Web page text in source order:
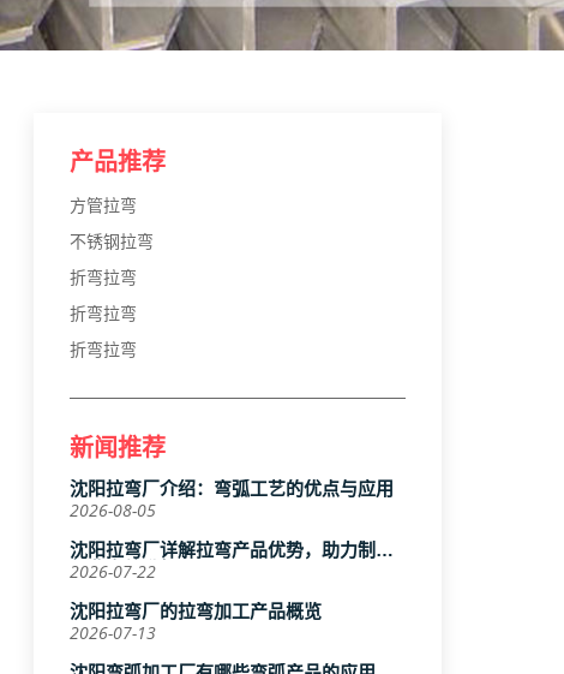
产品推荐
方管拉弯
不锈钢拉弯
折弯拉弯
折弯拉弯
折弯拉弯
新闻推荐
沈阳拉弯厂介绍：弯弧工艺的优点与应用
2026-08-05
沈阳拉弯厂详解拉弯产品优势，助力制造
行业高效升级
2026-07-22
沈阳拉弯厂的拉弯加工产品概览
2026-07-13